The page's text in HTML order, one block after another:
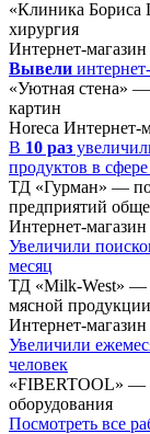
«Клиника Бориса
хирургия
Интернет-магазин
Вывели
«Уютная стена» —
картин
Horeca Интернет-
В 10 раз
продуктов в
ТД «Гурман» —
предприятий
Интернет-магазин
Увеличили
месяц
ТД «Milk-West» —
мясной
Интернет-магазин
Увеличили
человек
«FIBERTOOL» —
оборудования
Посмотреть все